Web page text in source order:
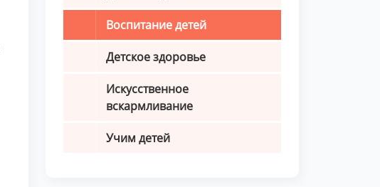
Воспитание детей
Детское здоровье
Искусственное
вскармливание
Учим детей